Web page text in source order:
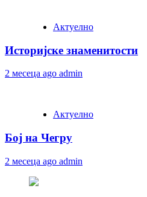
Актуелно
Историјске знаменитости
2 месеца ago admin
Актуелно
Бој на Чегру
2 месеца ago admin